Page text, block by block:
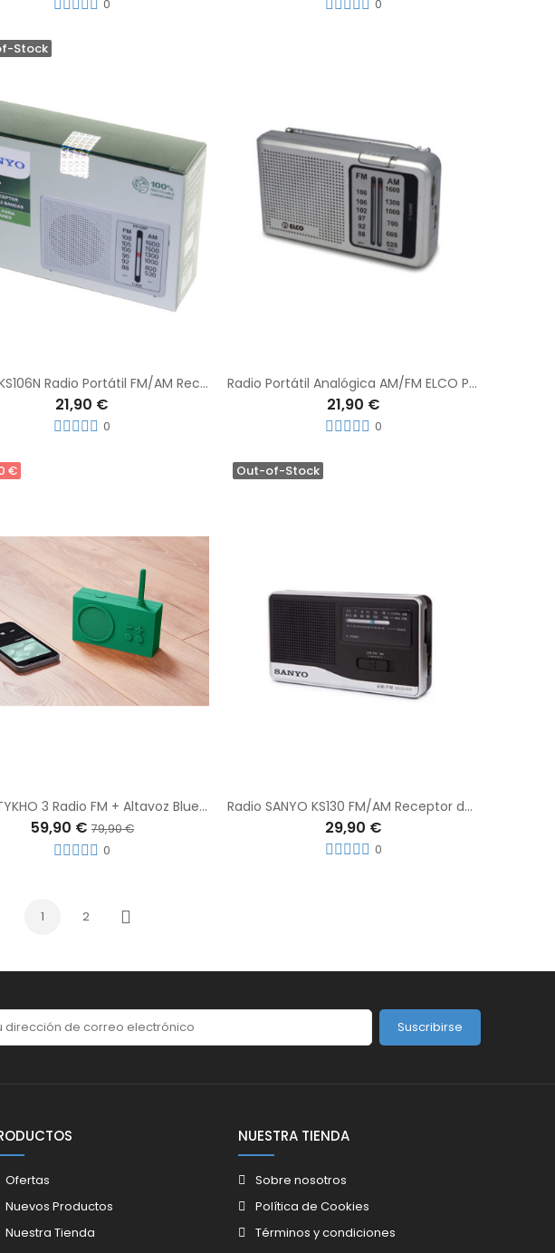
0 0
Stock
Sanyo KS106N Radio Portátil FM/AM Receptor de Radio 2 Bandas + Entrada de Auriculares
21,90 €
0
Radio Portátil Analógica AM/FM ELCO PD712 Con Altavoz y AUX para Auriculares
21,90 €
0
€
Lexon TYKHO 3 Radio FM + Altavoz Bluetooth Duck
59,90 € 79,90 €
0
Out-of-Stock
Radio SANYO KS130 FM/AM Receptor de Radio 2 Bandas + Entrada de Auriculares
29,90 €
0
1 2
Siguiente
Suscribirse
Ofertas
Nuevos Productos
Nuestra Tienda
NUESTRA TIENDA
Sobre nosotros
Política de Cookies
Términos y condiciones